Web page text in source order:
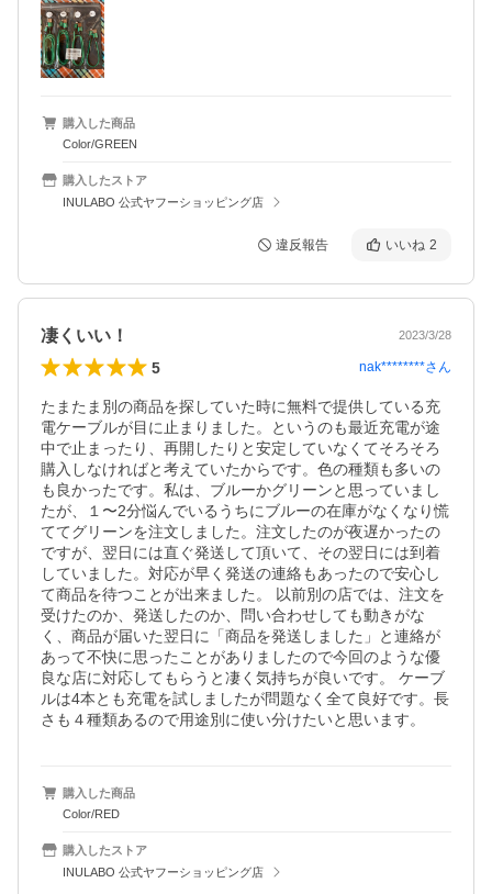
購入した商品
Color/GREEN
購入したストア
INULABO 公式ヤフーショッピング店
違反報告 いいね 2
凄くいい！ 2023/3/28
5 nak********さん
たまたま別の商品を探していた時に無料で提供している充
電ケーブルが目に止まりました。というのも最近充電が途
中で止まったり、再開したりと安定していなくてそろそろ
購入しなければと考えていたからです。色の種類も多いの
も良かったです。私は、ブルーかグリーンと思っていまし
たが、１〜2分悩んでいるうちにブルーの在庫がなくなり慌
ててグリーンを注文しました。注文したのが夜遅かったの
ですが、翌日には直ぐ発送して頂いて、その翌日には到着
していました。対応が早く発送の連絡もあったので安心し
て商品を待つことが出来ました。 以前別の店では、注文を
受けたのか、発送したのか、問い合わせしても動きがな
く、商品が届いた翌日に「商品を発送しました」と連絡が
あって不快に思ったことがありましたので今回のような優
良な店に対応してもらうと凄く気持ちが良いです。 ケーブ
ルは4本とも充電を試しましたが問題なく全て良好です。長
購入した商品
Color/RED
購入したストア
INULABO 公式ヤフーショッピング店